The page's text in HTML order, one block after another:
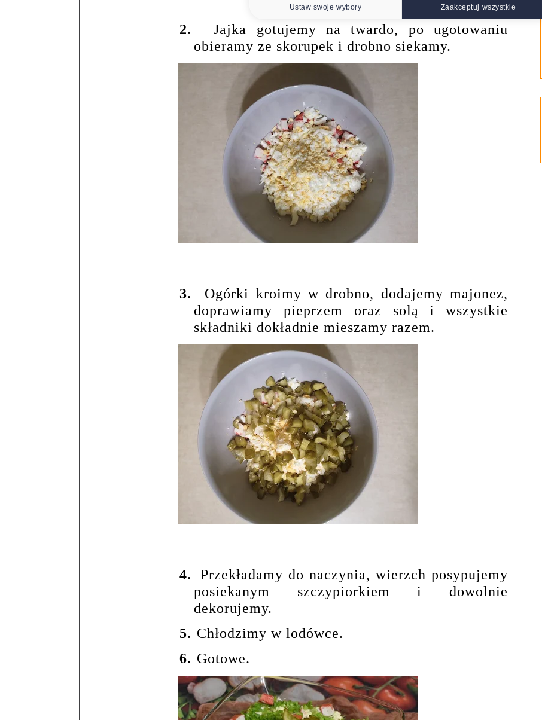
2.
Jajka gotujemy na twardo, po ugotowaniu
obieramy ze skorupek i drobno siekamy.
3.
Ogórki kroimy w drobno, dodajemy majonez,
doprawiamy pieprzem oraz solą i wszystkie
składniki dokładnie mieszamy razem.
4.
Przekładamy do naczynia, wierzch posypujemy
posiekanym szczypiorkiem i dowolnie
dekorujemy.
5. Chłodzimy w lodówce.
6. Gotowe.
Ustaw swoje wybory Zaakceptuj wszystkie